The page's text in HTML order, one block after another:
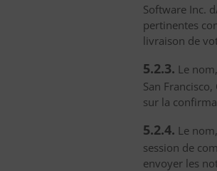
Software Inc.
pertinentes
livraison de
5.2.3. Le
San
sur la
5.2.4. Le
session de
envoyer les